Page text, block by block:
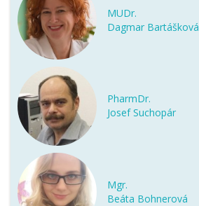
MUDr.
Dagmar Bartášková
PharmDr.
Josef Suchopár
Mgr.
Beáta Bohnerová